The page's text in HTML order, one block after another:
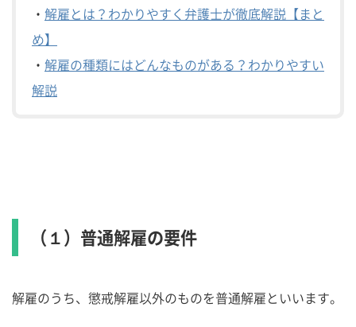
・ 解雇とは？わかりやすく弁護士が徹底解説【まと
め】
・ 解雇の種類にはどんなものがある？わかりやすい
解説
（１）普通解雇の要件
解雇のうち、懲戒解雇以外のものを普通解雇といいます。